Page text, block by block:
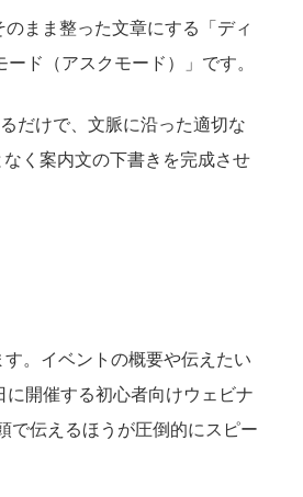
まま整った文章にする「ディ
ド（アスクモード）」です。
だけで、文脈に沿った適切な
く案内文の下書きを完成させ
。イベントの概要や伝えたい
開催する初心者向けウェビナ
で伝えるほうが圧倒的にスピー